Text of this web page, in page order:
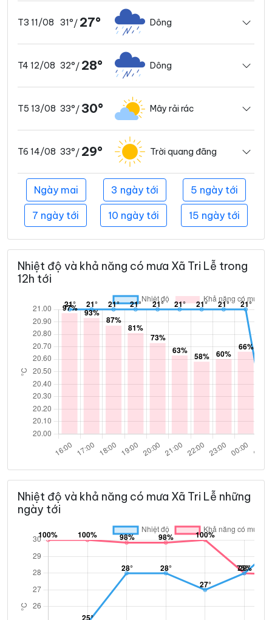
T3 11/08 31°/ 27° Dông
T4 12/08 32°/ 28° Dông
T5 13/08 33°/ 30° Mây rải rác
T6 14/08 33°/ 29° Trời quang đãng
Ngày mai 3 ngày tới 5 ngày tới
7 ngày tới 10 ngày tới 15 ngày tới
Nhiệt độ và khả năng có mưa Xã Tri Lễ trong
12h tới
Nhiệt độ và khả năng có mưa Xã Tri Lễ những
ngày tới